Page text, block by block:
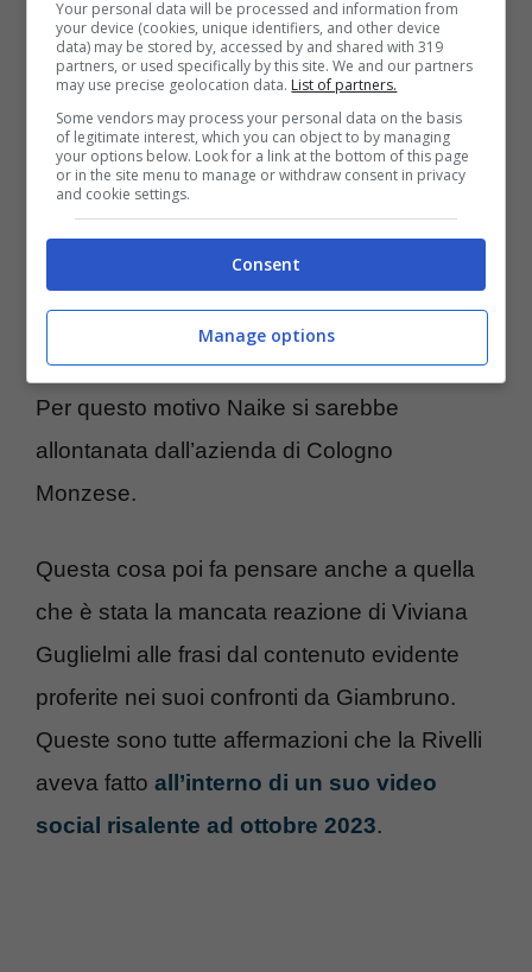
sarebbe considerata sempre e comunque in
subordine rispetto agli uomini. Non ingannino
i successi delle varie Barbara D’Urso, Ilary
Blasi,Belen Rodriguez ed Alessia
Marcuzzi nel corso degli anni.
Sembra che alcuni uomini in vista di
Mediaset
dato fastidio alle loro colleghemeno note.
Per questo motivo Naike si sarebbe
allontanata dall’azienda di Cologno
Monzese.
Questa cosa poi fa pensare anche a quella
che è stata la mancata reazione di Viviana
Guglielmi alle frasi dal contenuto evidente
proferite nei suoi confronti da Giambruno.
Queste sono tutte affermazioni che la Rivelli
aveva fatto all’interno di un suo video
social risalente ad ottobre 2023.
Your personal data will be processed and information from
your device (cookies, unique identifiers, and other device
data) may be stored by, accessed by and shared with 319
partners, or used specifically by this site. We and our partners
may use precise geolocation data. List of partners.
Some vendors may process your personal data on the basis
of legitimate interest, which you can object to by managing
your options below. Look for a link at the bottom of this page
or in the site menu to manage or withdraw consent in privacy
and cookie settings.
Consent
Manage options